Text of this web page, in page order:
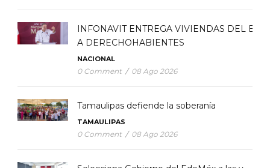
INFONAVIT ENTREGA VIVIENDAS DEL
A DERECHOHABIENTES
NACIONAL
0 Comment / 08 Ago 2026
Tamaulipas defiende la soberanía
TAMAULIPAS
0 Comment / 08 Ago 2026